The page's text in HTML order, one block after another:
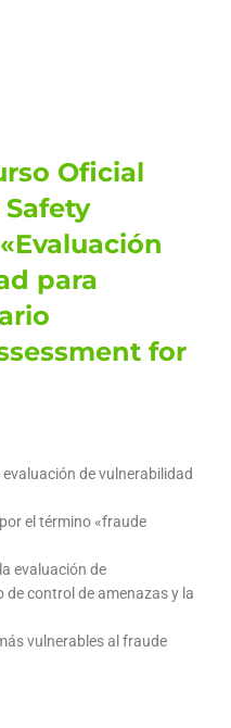
Oficial
Safety
para
for
de vulnerabilidad
el término «fraude
evaluación de
control de amenazas y la
vulnerables al fraude